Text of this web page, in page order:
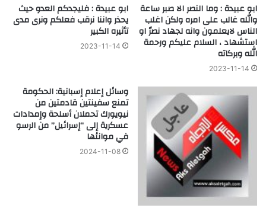
ابو عبيدة : وما النصر الا صبر ساعة
والله غالب على امره ولكن اغلب
الناس لايعلمون وانه لجهاد نصرٌ او
استشهاد ، السلام عليكم ورحمة
الله وبركاته
2023-11-14
ابو عبيدة : فليجدكم العدو حيث
يحذر واننا نرقب فعلكم ونرى مدى
تأثيره الكبير
2023-11-14
وسائل إعلام إسبانية: الحكومة
تمنع سفينتين قادمتين من
نيويورك تحملان أسلحة وإمدادات
عسكرية إلى “إسرائيل” من الرسو
في موانئها
2024-11-08